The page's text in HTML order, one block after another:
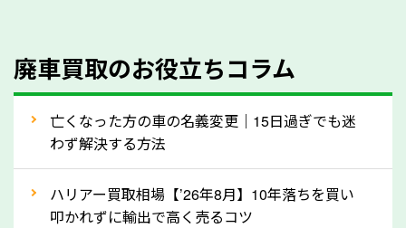
人気の車種は廃車の状態でも、高価買取が可能です。
産車は高く買取が可能です。「廃車＝買取できない」
なら廃車の車も適正価格で買取できます。他社で買取
拒否となった車も価格がつく可能性があるので、諦め
廃車買取のお役立ちコラム
亡くなった方の車の名義変更｜15日過ぎでも迷
わず解決する方法
ハリアー買取相場【’26年8月】10年落ちを買い
叩かれずに輸出で高く売るコツ